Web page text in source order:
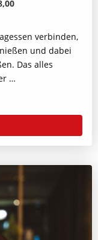
verbinden,
und dabei
Das alles
…